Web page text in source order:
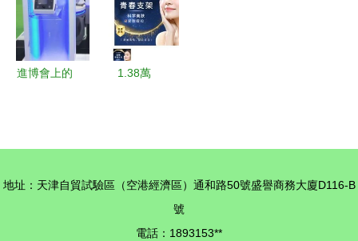
務
進博會上的
磅亮相，引
1.38萬
容陷阱
地址：天津自貿試驗區（空港經濟區）通和路50號盛譽商務大廈D116-B
號
電話：1893153**